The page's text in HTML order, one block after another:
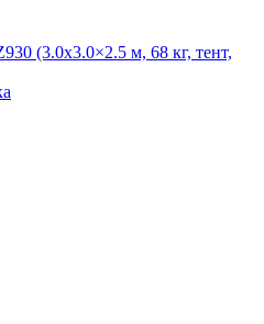
(3.0x3.0×2.5 м, 68 кг, тент,